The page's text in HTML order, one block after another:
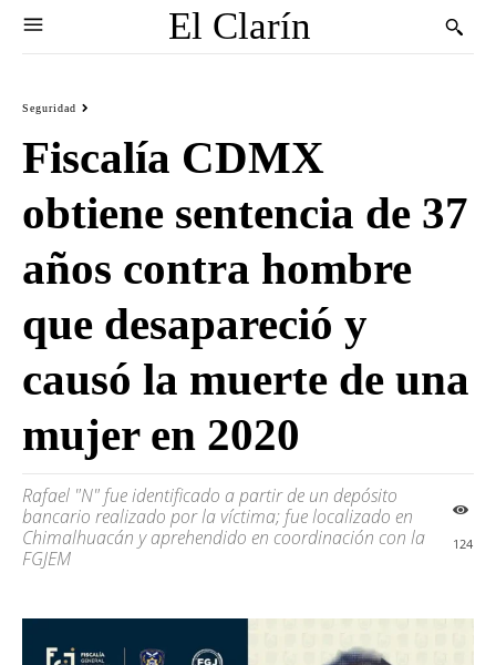
El Clarín
Seguridad
Fiscalía CDMX
obtiene sentencia de 37
años contra hombre
que desapareció y
causó la muerte de una
mujer en 2020
Rafael "N" fue identificado a partir de un depósito
bancario realizado por la víctima; fue localizado en
Chimalhuacán y aprehendido en coordinación con la
FGJEM
124